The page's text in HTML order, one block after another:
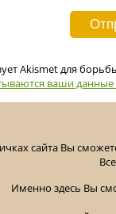
Akismet для
ваши
сайта Вы
Именно здесь Вы